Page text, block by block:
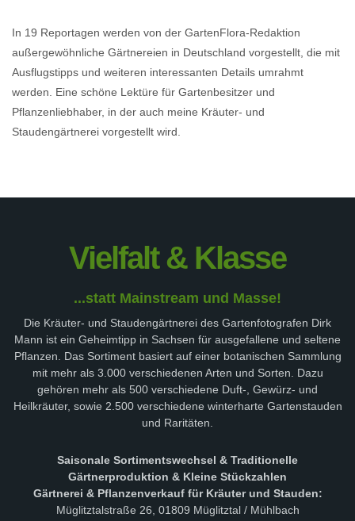
In 19 Reportagen werden von der GartenFlora-Redaktion
außergewöhnliche Gärtnereien in Deutschland vorgestellt, die mit
Ausflugstipps und weiteren interessanten Details umrahmt
werden. Eine schöne Lektüre für Gartenbesitzer und
Pflanzenliebhaber, in der auch meine Kräuter- und
Staudengärtnerei vorgestellt wird.
Vielfalt & Klasse
...statt Mainstream und Masse!
Die Kräuter- und Staudengärtnerei des Gartenfotografen Dirk
Mann ist ein Geheimtipp in Sachsen für ausgefallene und seltene
Pflanzen. Das Sortiment basiert auf einer botanischen Sammlung
mit mehr als 3.000 verschiedenen Arten und Sorten. Dazu
gehören mehr als 500 verschiedene Duft-, Gewürz- und
Heilkräuter, sowie 2.500 verschiedene winterharte Gartenstauden
und Raritäten.
Saisonale Sortimentswechsel & Traditionelle
Gärtnerproduktion & Kleine Stückzahlen
Gärtnerei & Pflanzenverkauf für Kräuter und Stauden:
Müglitztalstraße 26, 01809 Müglitztal / Mühlbach